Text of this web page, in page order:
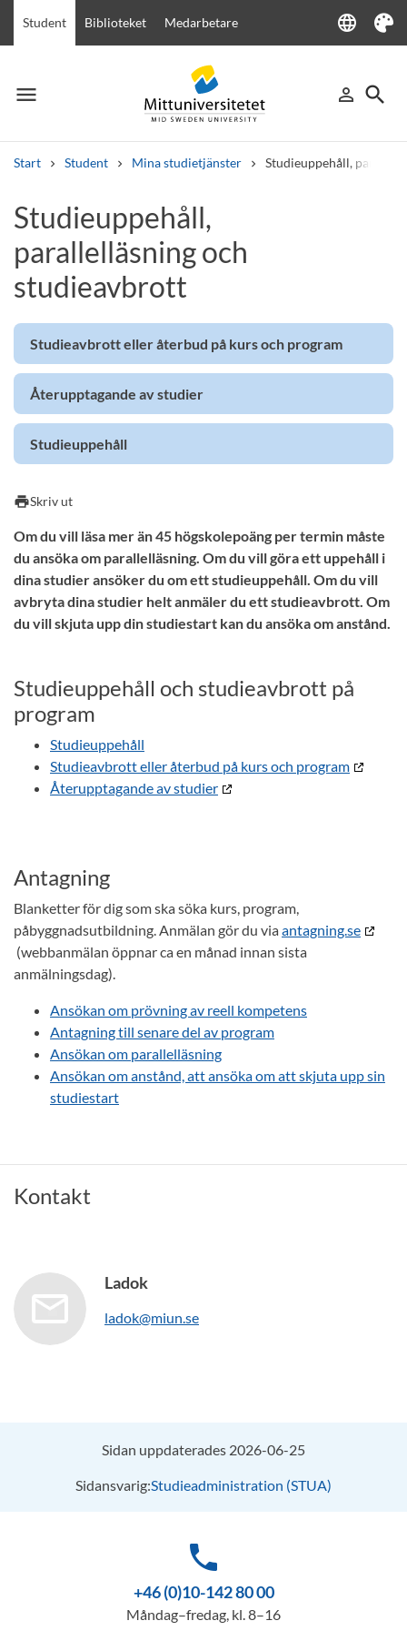
Student Biblioteket Medarbetare language
Language
Tema
menu
Meny person_outline
Logga in
search
Sök
Start Student Mina studietjänster Studieuppehåll,
Andra söktjänster
Kurser och programKursplanerVälkomstbrev
Lediga jobb
Studieuppehåll,
parallelläsning och
studieavbrott
Studieavbrott eller återbud på kurs och program
Återupptagande av studier
Studieuppehåll
printSkriv ut
Om du vill läsa mer än 45 högskolepoäng per termin måste
du ansöka om parallelläsning. Om du vill göra ett uppehåll i
dina studier ansöker du om ett studieuppehåll. Om du vill
avbryta dina studier helt anmäler du ett studieavbrott. Om
du vill skjuta upp din studiestart kan du ansöka om anstånd.
Studieuppehåll och studieavbrott på
program
Studieuppehåll
Studieavbrott eller återbud på kurs och program
Återupptagande av studier
Antagning
Blanketter för dig som ska söka kurs, program,
påbyggnadsutbildning. Anmälan gör du viaantagning.se
(webbanmälan öppnar ca en månad innan sista
anmälningsdag).
Ansökan om prövning av reell kompetens
Antagning till senare del av program
Ansökan om parallelläsning
Ansökan om anstånd, att ansöka om att skjuta upp sin
studiestart
Kontakt
Ladok
ladok@miun.se
Sidan uppdaterades 2026-06-25
Sidansvarig:Studieadministration (STUA)
phone
+46 (0)10-142 80 00
Måndag–fredag, kl. 8–16